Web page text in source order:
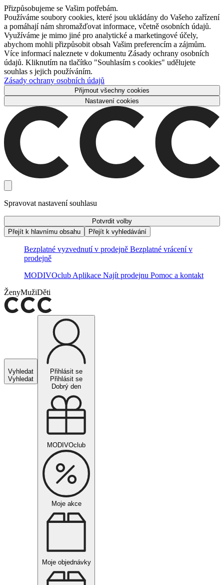
Přizpůsobujeme se Vašim potřebám.
Používáme soubory cookies, které jsou ukládány do Vašeho zařízení
a pomáhají nám shromažďovat informace, včetně osobních údajů.
Využíváme je mimo jiné pro analytické a marketingové účely,
abychom mohli přizpůsobit obsah Vašim preferencím a zájmům.
Více informací naleznete v dokumentu Zásady ochrany osobních
údajů. Kliknutím na tlačítko "Souhlasím s cookies" udělujete
souhlas s jejich používáním.
Zásady ochrany osobních údajů
Přijmout všechny cookies
Nastavení cookies
Spravovat nastavení souhlasu
Potvrdit volby
Přejít k hlavnímu obsahu
Přejít k vyhledávání
Bezplatné vyzvednutí v prodejně Bezplatné vrácení v
prodejně
MODIVOclub Aplikace Najít prodejnu Pomoc a kontakt
ŽenyMužiDěti
Vyhledat
Vyhledat
Přihlásit se
Přihlásit se
Dobrý den
MODIVOclub
Moje akce
Moje objednávky